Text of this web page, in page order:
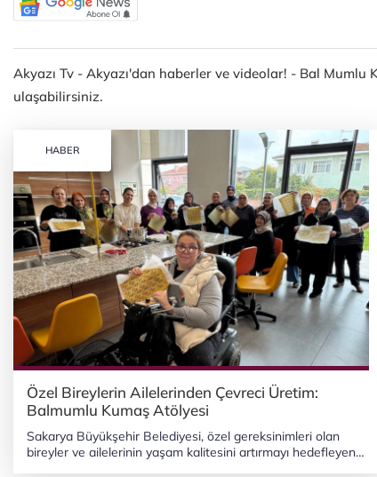
Akyazı Tv - Akyazı'dan haberler ve videolar! - Bal Mumlu
ulaşabilirsiniz.
HABER
Özel Bireylerin Ailelerinden Çevreci Üretim:
Balmumlu Kumaş Atölyesi
Sakarya Büyükşehir Belediyesi, özel gereksinimleri olan
bireyler ve ailelerinin yaşam kalitesini artırmayı hedefleyen